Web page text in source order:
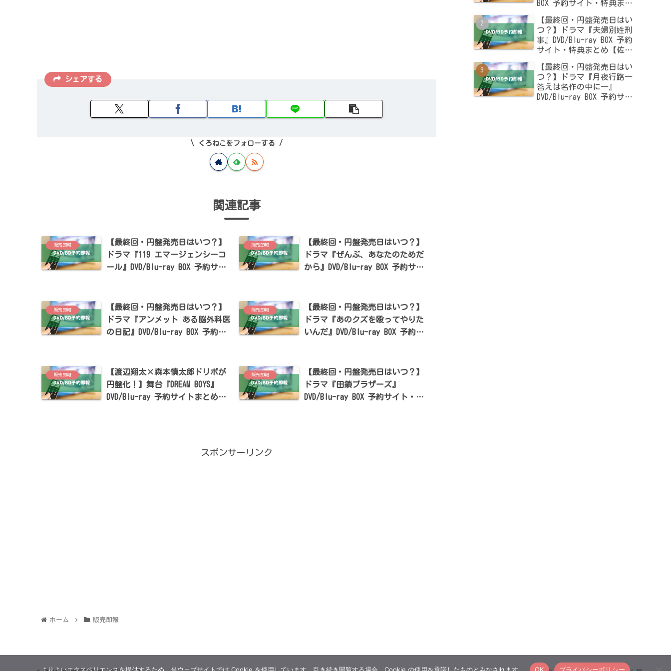
シェアする
くろねこをフォローする
関連記事
販売即報
【最終回・円盤発売日はいつ？】
ドラマ『119 エマージェンシーコ
ール』DVD/Blu-ray BOX 予約サイ
販売即報
【最終回・円盤発売日はいつ？】
ドラマ『ぜんぶ、あなたのためだ
から』DVD/Blu-ray BOX 予約サイ
販売即報
【最終回・円盤発売日はいつ？】
ドラマ『アンメット ある脳外科医
の日記』DVD/Blu-ray BOX 予約サ
販売即報
【最終回・円盤発売日はいつ？】
ドラマ『あのクズを殴ってやりた
いんだ』DVD/Blu-ray BOX 予約サ
販売即報
【渡辺翔太×森本慎太郎ドリボが
円盤化！】舞台『DREAM BOYS』
DVD/Blu-ray 予約サイトまとめ
販売即報
【最終回・円盤発売日はいつ？】
ドラマ『田鎖ブラザーズ』
DVD/Blu-ray BOX 予約サイト・特
スポンサーリンク
ホーム 販売即報
BOX 予約サイト・特典まと
演】
【最終回・円盤発売日はい
つ？】ドラマ『夫婦別姓刑
事』DVD/Blu-ray BOX 予約
サイト・特典まとめ【佐藤
【最終回・円盤発売日はい
つ？】ドラマ『月夜行路―
答えは名作の中に―』
DVD/Blu-ray BOX 予約サイ